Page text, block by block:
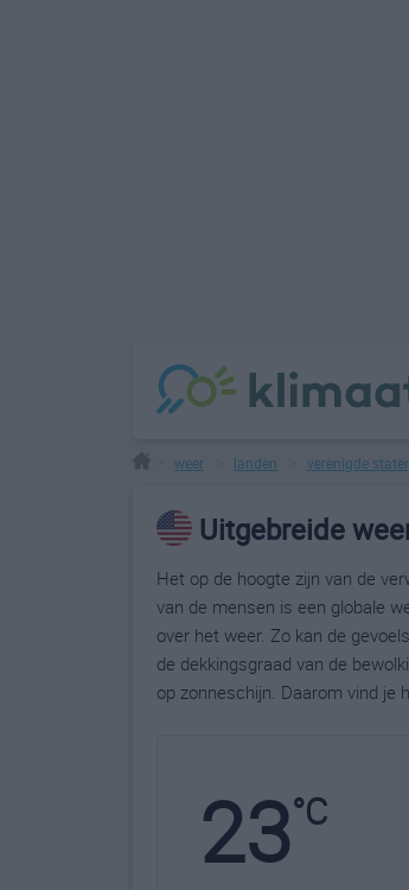
weer landen verenigde
Uitgebreide
Het op de hoogte zijn van de
van de mensen is een globale
over het weer. Zo kan de
de dekkingsgraad van de
op zonneschijn. Daarom vind je
23°C